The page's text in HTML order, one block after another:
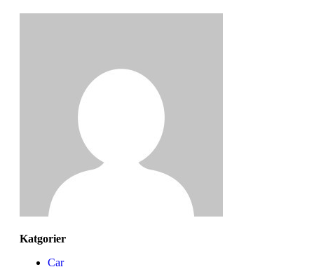
Katgorier
Car